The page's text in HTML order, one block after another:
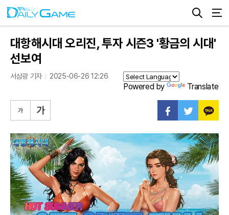
대항해시대 오리진, 투자 시즌3 '황금의 시대'
선보여
서삼광 기자 2025-06-26 12:26
Powered by Translate